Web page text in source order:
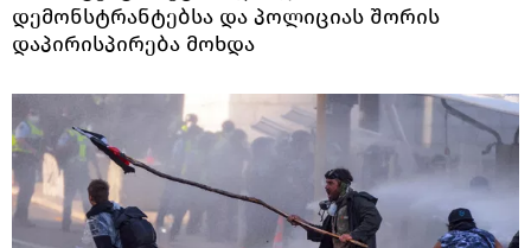
დემონსტრანტებსა და პოლიციას შორის
დაპირისპირება მოხდა